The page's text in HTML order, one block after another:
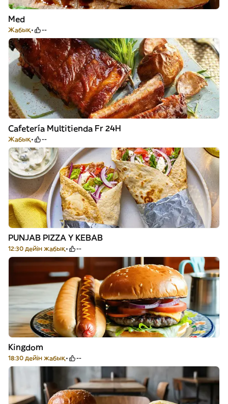
Med
Жабық --
Cafetería Multitienda Fr 24H
Жабық --
PUNJAB PIZZA Y KEBAB
12:30 дейін жабық --
Kingdom
18:30 дейін жабық --